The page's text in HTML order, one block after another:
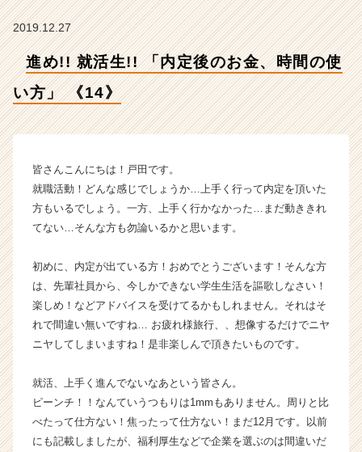
の
タ
|
ベ
ン
チ
成
長
企
業
か
ウ
ト
が
2019.12.27
進め!! 就活生!! 「内定後のお金、時間の使
い方」 《14》
皆さんこんにちは！戸田です。
就職活動！どんな感じでしょうか…上手く行って内定を頂いた
方もいるでしょう。一方、上手く行かなかった…まだ動ききれ
てない…そんな方も勿論いるかと思います。
初めに、内定が出ている方！おめでとうございます！そんな方
は、先輩社員から、今しかできない学生生活を謳歌しなさい！
楽しめ！などアドバイスを受けてるかもしれません。それはそ
れで間違い無いですね… お疲れ様旅行、、想像するだけでニヤ
ニヤしてしまいますね！是非楽しんで頂きたいものです。
就活、上手く進んでないなあという皆さん。
ピーンチ！！なんていうつもりは1mmもありません。周りと比
べたって仕方ない！焦ったって仕方ない！まだ12月です。以前
にも記載しましたが、福利厚生などで企業を選ぶのは間違いだ